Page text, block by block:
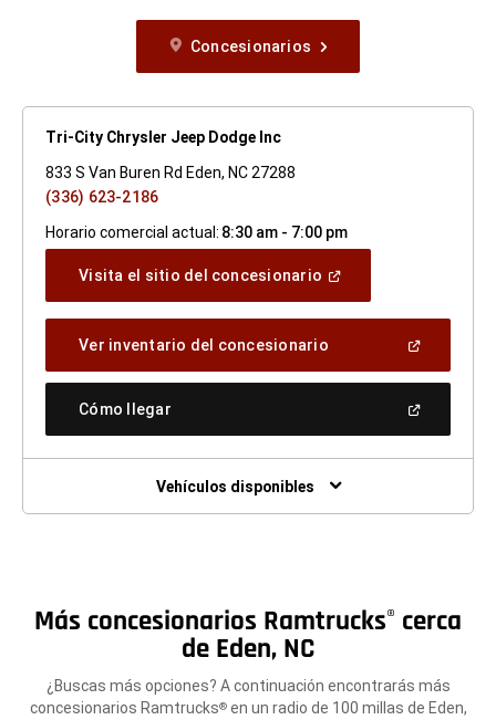
Concesionarios
Tri-City Chrysler Jeep Dodge Inc
833 S Van Buren Rd Eden, NC 27288
(336) 623-2186
Horario comercial actual: 8:30 am - 7:00 pm
Visita el sitio del concesionario (Abrir
nueva)
Ver inventario del concesionario
una
Cómo llegar(Abrir
ventana
nueva)
Vehículos disponibles
Más concesionarios Ramtrucks® cerca
de Eden, NC
¿Buscas más opciones? A continuación encontrarás más
concesionarios Ramtrucks®en un radio de 100 millas de Eden,